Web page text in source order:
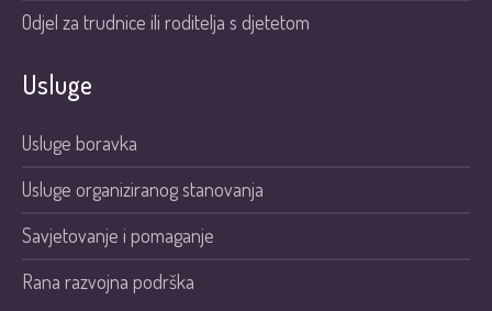
Odjel za trudnice ili roditelja s djetetom
Usluge
Usluge boravka
Usluge organiziranog stanovanja
Savjetovanje i pomaganje
Rana razvojna podrška